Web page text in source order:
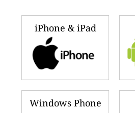
iPhone & iPad
Windows Phone